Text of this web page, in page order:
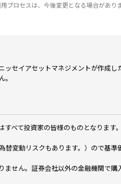
用プロセスは、今後変更となる場合がありま
セイアセットマネジメントが作成
べて投資家の皆様のものとなります
変動リスクもあります。）ので基
せん。証券会社以外の金融機関で